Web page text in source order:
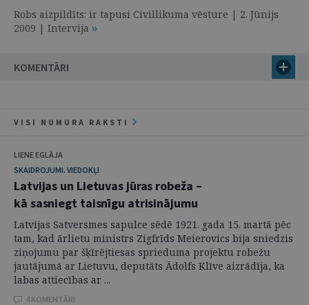
Robs aizpildīts: ir tapusi Civillikuma vēsture | 2. Jūnijs
2009 | Intervija
KOMENTĀRI
VISI NUMURA RAKSTI
LIENE EGLĀJA
SKAIDROJUMI. VIEDOKĻI
Latvijas un Lietuvas jūras robeža –
kā sasniegt taisnīgu atrisinājumu
Latvijas Satversmes sapulce sēdē 1921. gada 15. martā pēc
tam, kad ārlietu ministrs Zigfrīds Meierovics bija sniedzis
ziņojumu par šķīrējtiesas sprieduma projektu robežu
jautājumā ar Lietuvu, deputāts Ādolfs Klīve aizrādīja, ka
labas attiecības ar ...
4 KOMENTĀRI